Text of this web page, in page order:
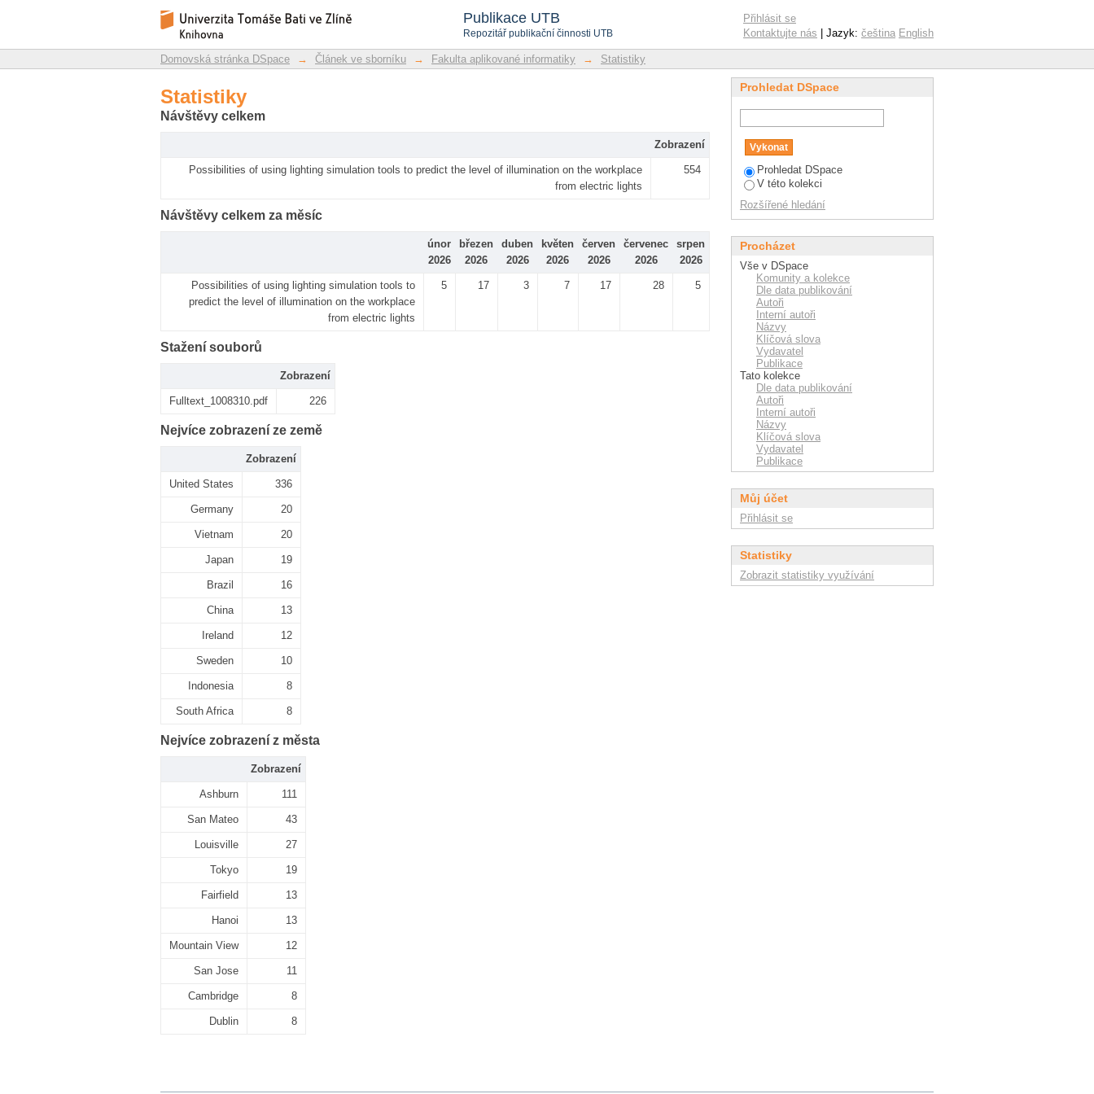
Publikace UTB
Repozitář publikační činnosti UTB
Statistiky
Repozitář DSpace/Manakin
Přihlásit se
Kontaktujte nás | Jazyk: čeština English
Domovská stránka DSpace → Článek ve sborníku → Fakulta aplikované informatiky → Statistiky
Statistiky
Návštěvy celkem
Zobrazení
Possibilities of using lighting simulation tools to predict the level of illumination on the workplace
from electric lights
554
Návštěvy celkem za měsíc
únor
2026
březen
2026
duben
2026
květen
2026
červen
2026
červenec
2026
srpen
2026
Possibilities of using lighting simulation tools to
predict the level of illumination on the workplace
from electric lights
5 17 3 7 17 28 5
Stažení souborů
Zobrazení
Fulltext_1008310.pdf 226
Nejvíce zobrazení ze země
Zobrazení
United States 336
Germany 20
Vietnam 20
Japan 19
Brazil 16
China 13
Ireland 12
Sweden 10
Indonesia 8
South Africa 8
Nejvíce zobrazení z města
Zobrazení
Ashburn 111
San Mateo 43
Louisville 27
Tokyo 19
Fairfield 13
Hanoi 13
Mountain View 12
San Jose 11
Cambridge 8
Dublin 8
Prohledat DSpace
Prohledat DSpace
V této kolekci
Rozšířené hledání
Procházet
Vše v DSpace
Komunity a kolekce
Dle data publikování
Autoři
Interní autoři
Názvy
Klíčová slova
Vydavatel
Publikace
Tato kolekce
Dle data publikování
Autoři
Interní autoři
Názvy
Klíčová slova
Vydavatel
Publikace
Můj účet
Přihlásit se
Statistiky
Zobrazit statistiky využívání